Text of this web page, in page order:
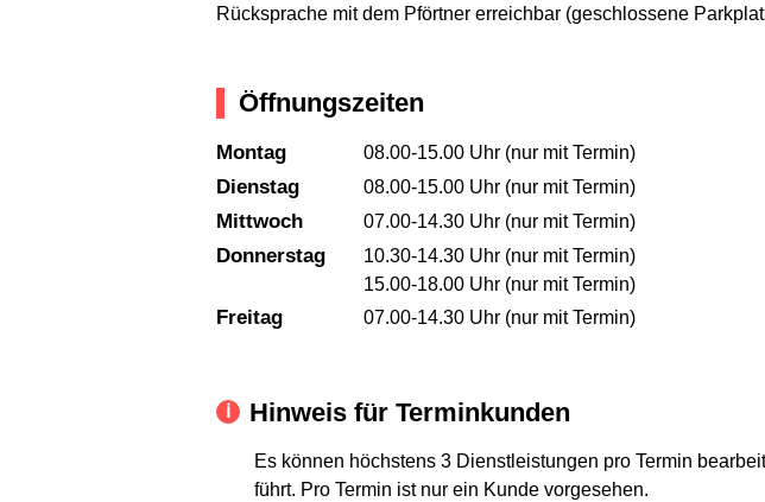
Rücksprache mit dem Pförtner erreichbar (geschlossene
Öffnungszeiten
Montag 08.00-15.00 Uhr (nur mit Termin)
Dienstag 08.00-15.00 Uhr (nur mit Termin)
Mittwoch 07.00-14.30 Uhr (nur mit Termin)
Donnerstag
10.30-14.30 Uhr (nur mit Termin)
15.00-18.00 Uhr (nur mit Termin)
Freitag 07.00-14.30 Uhr (nur mit Termin)
Hinweis für Terminkunden
Es können höchstens 3 Dienstleistungen pro Termin
führt. Pro Termin ist nur ein Kunde vorgesehen.